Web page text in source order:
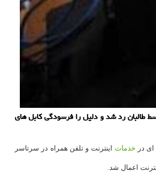
طالبان رد شد و دلیل را فرسودگی کابل های
خدمات اینترنت و تلفن همراه در سرتاسر
اعمال شد.